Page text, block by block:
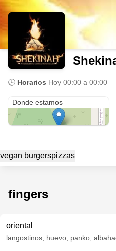
🕒 Horarios Hoy 00:00 a 00:00
Donde estamos
vegan burgerspizzas
fingers
oriental
langostinos, huevo, panko,